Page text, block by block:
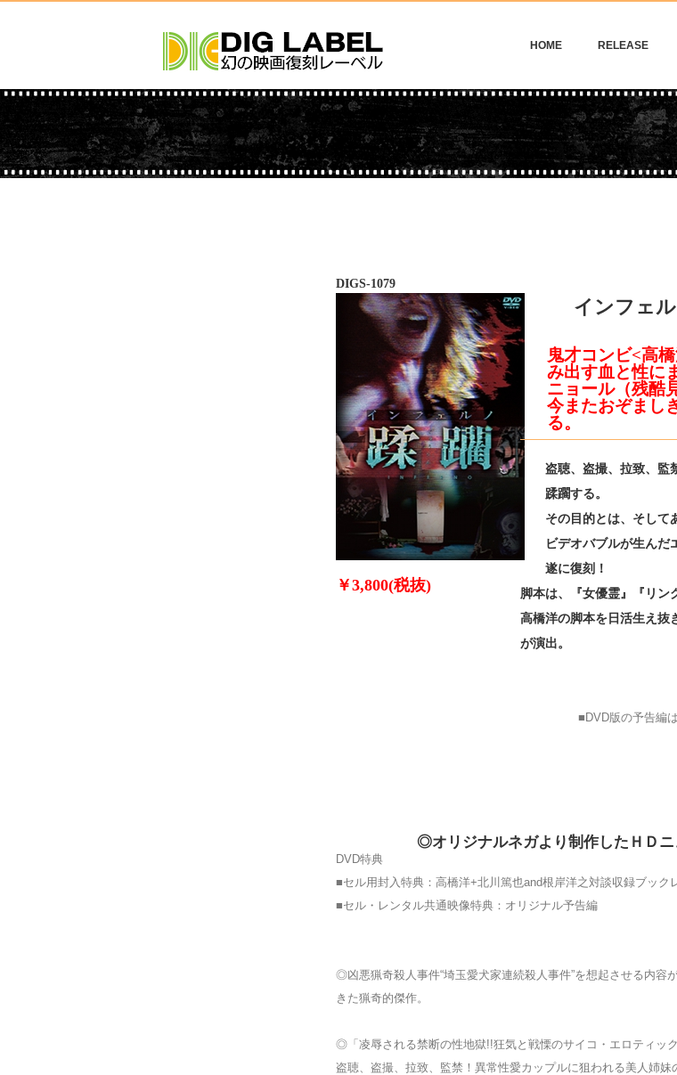
HOME RELEASE
DIGS-1079
￥3,800(税抜)
インフェ
鬼才コンビ<高
み出す血と性に
ニョール（残酷
今またおぞまし
る。
盗聴、盗撮、拉致、監禁
蹂躙する。
その目的とは、そして
ビデオバブルが生んだ
遂に復刻！
脚本は、『女優霊』『リン
高橋洋の脚本を日活生え抜
が演出。
■DVD版の予告編
◎オリジナルネガより制作したＨＤニ
DVD特典
■セル用封入特典：高橋洋+北川篤也and根岸洋之対談収録ブック
■セル・レンタル共通映像特典：オリジナル予告編
◎凶悪猟奇殺人事件“埼玉愛犬家連続殺人事件”を想起させる内容
きた猟奇的傑作。
◎「凌辱される禁断の性地獄!!狂気と戦慄のサイコ・エロティッ
盗聴、盗撮、拉致、監禁！異常性愛カップルに狙われる美人姉妹